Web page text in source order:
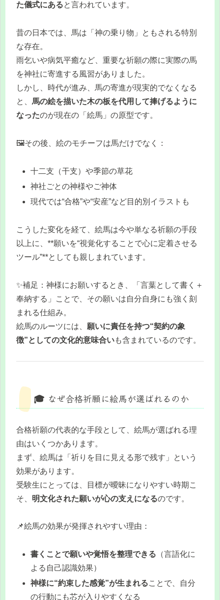
た儀式にあると言われています。
昔の日本では、馬は「神の乗り物」ともされる特別
な存在。
雨乞いや病気平癒など、重要な祈願の際に実際の馬
を神社に寄進する風習がありました。
しかし、時代が進み、馬の寄進が現実的でなくなる
と、 馬の絵を描いた木の板を代用して捧げるように
なったのが現在の「絵馬」の原型です。
🖼️その後、絵のモチーフは馬だけでなく：
十二支（干支）や季節の草花
神社ごとの神様やご神体
現代では“合格”や“安産”など目的別イラストも
こうした変化を経て、絵馬は今や単なる祈願の手段
以上に、**願いを“視覚化することで心に定着させる
ツール”**としても親しまれています。
✨補足：神様にお願いするとき、「言葉として書く＋
奉納する」ことで、その願いは自分自身にも強く刻
まれる仕組み。
絵馬のルーツには、 願いに責任を持つ“契約の象
徴”としての文化的意味合いも含まれているのです。
🎓 なぜ合格祈願に絵馬が選ばれるのか
合格祈願の代表的な手段として、絵馬が選ばれる理
由はいくつかあります。
まず、絵馬は「祈りを目に見える形で残す」という
効果があります。
受験生にとっては、目標が曖昧になりやすい時期こ
そ、 明文化された願いが心の支えになるのです。
📌絵馬の効果が発揮されやすい理由：
書くことで願いや覚悟を整理できる （言語化に
よる自己認識効果）
神様に“約束した感覚”が生まれることで、自分
の行動にも芯が入りやすくなる